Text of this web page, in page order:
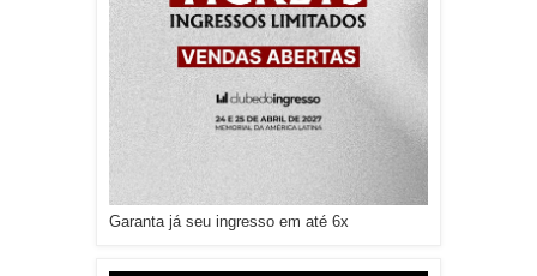
Garanta já seu ingresso em até 6x